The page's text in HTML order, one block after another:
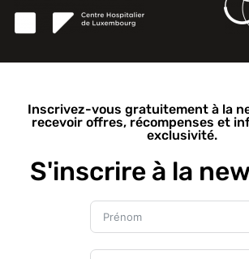
Inscrivez-vous gratuitement à la
recevoir offres, récompenses et
exclusivité.
S'inscrire à la